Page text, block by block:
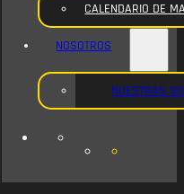
CALENDARIO DE
NOSOTROS
NUESTRAS